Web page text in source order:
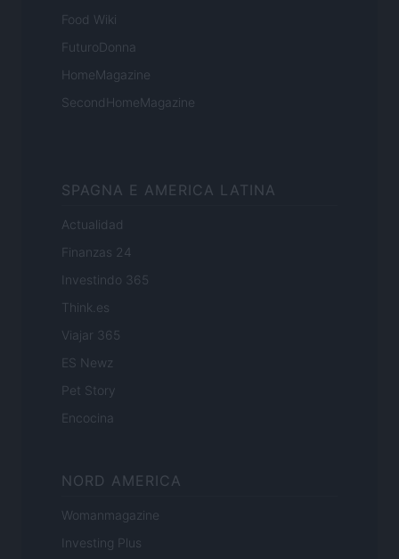
Food Wiki
FuturoDonna
HomeMagazine
SecondHomeMagazine
SPAGNA E AMERICA LATINA
Actualidad
Finanzas 24
Investindo 365
Think.es
Viajar 365
ES Newz
Pet Story
Encocina
NORD AMERICA
Womanmagazine
Investing Plus